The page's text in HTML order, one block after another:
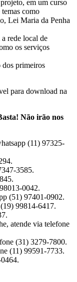
em um curso
como
Lei Maria da Penha
rede local de
os serviços
dos primeiros
para download na
Não irão nos
(11) 97325-
3585.
0042.
(51) 97401-0902.
99814-6417.
atende via telefone
(31) 3279-7800.
(11) 99591-7733.